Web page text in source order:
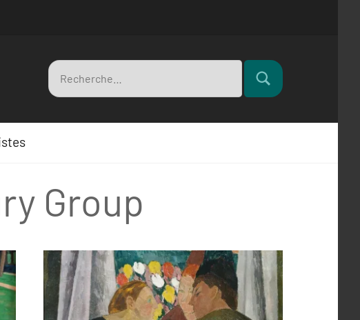
Recherche
pour
Rechercher
Group